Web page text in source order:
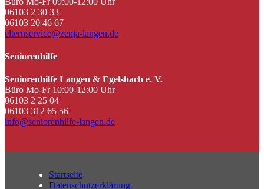
06103 2 30 33
06103 20 46 67
elternservice@zenja-langen.de
Seniorenhilfe
Seniorenhilfe Langen & Egelsbach e. V.
Büro Mo-Fr 10:00-12:00 Uhr
06103 2 25 04
06103 312 65 56
info@seniorenhilfe-langen.de
Startseite
Datenschutzerklärung